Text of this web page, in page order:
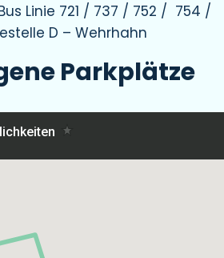
Linie 721 / 737 / 752 / 754 /
D – Wehrhahn
Parkplätze